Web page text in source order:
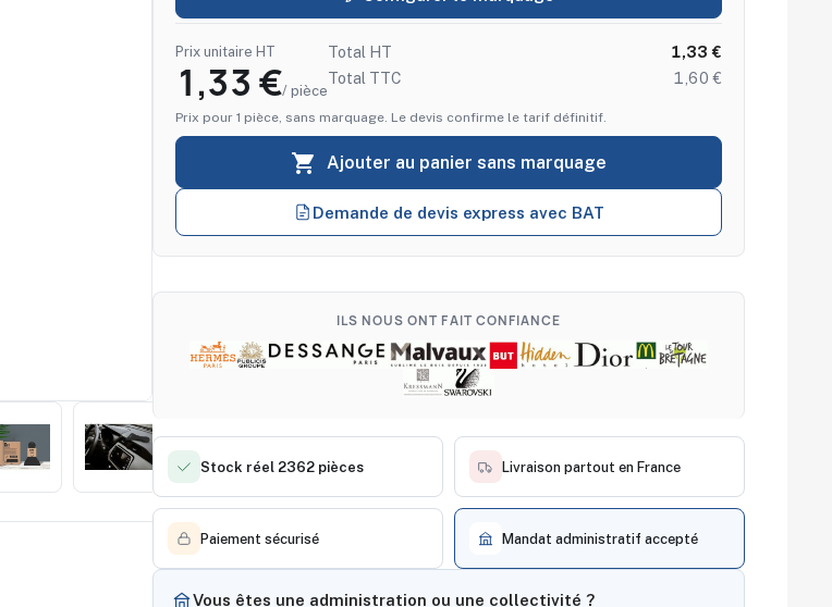
 Ajouter au panier sans marquage
Prix unitaire HT
1,33 €/ pièce
Total HT
1,33 €
Total TTC
1,60 €
Prix pour 1 pièce, sans marquage. Le devis confirme le tarif définitif.
Demande de devis express avec BAT
ILS NOUS ONT FAIT CONFIANCE
Stock réel 2362 pièces Livraison partout en France
Paiement sécurisé Mandat administratif accepté
Vous êtes une administration ou une collectivité ?